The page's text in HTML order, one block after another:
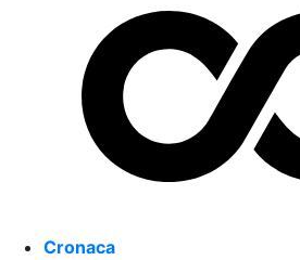
Cronaca